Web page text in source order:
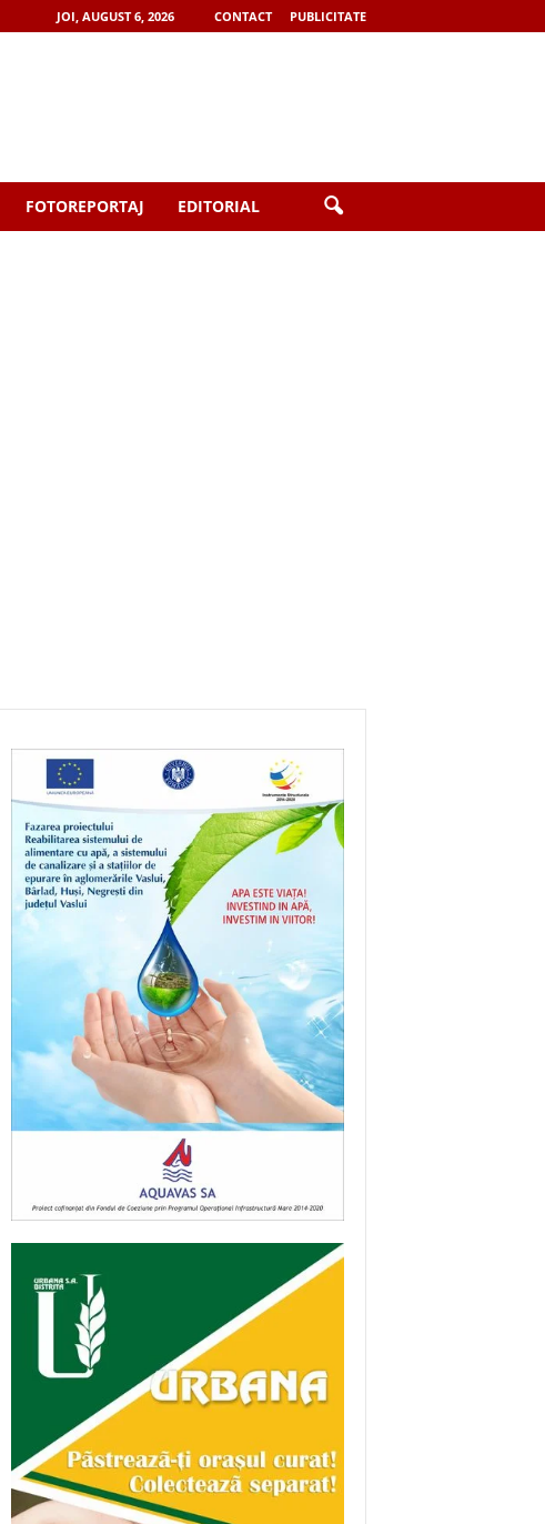
JOI, AUGUST 6, 2026 CONTACT PUBLICITATE
FOTOREPORTAJ EDITORIAL